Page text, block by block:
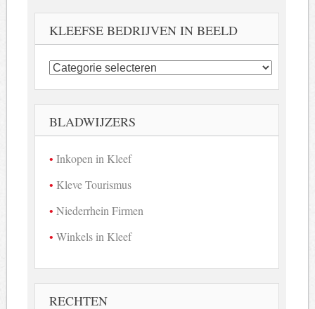
KLEEFSE BEDRIJVEN IN BEELD
Kleefse
bedrijven
beeld
BLADWIJZERS
Inkopen in Kleef
Kleve Tourismus
Niederrhein Firmen
Winkels in Kleef
RECHTEN